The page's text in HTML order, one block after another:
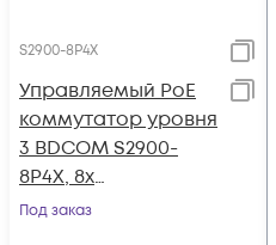
S2900-8P4X
Управляемый PoE
коммутатор уровня
3 BDCOM S2900-
8P4X, 8x
10/100/1000Base-T
Под заказ